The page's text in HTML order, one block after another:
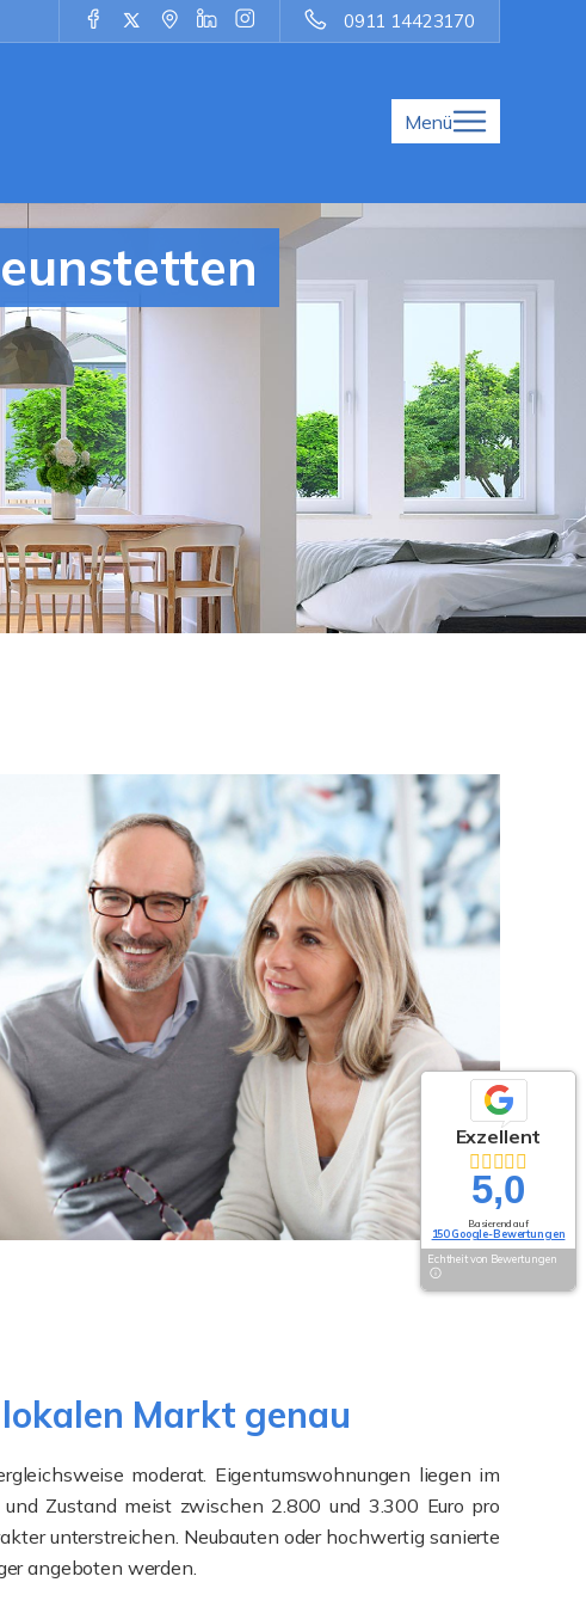
0911 14423170
Menü
Markt genau
moderat. Eigentumswohnungen liegen im
Zustand meist zwischen 2.800 und 3.300 Euro pro
unterstreichen. Neubauten oder hochwertig sanierte
angeboten werden.
Exzellent
5,0
Basierend auf
150 Google-Bewertungen
Echtheit von Bewertungen